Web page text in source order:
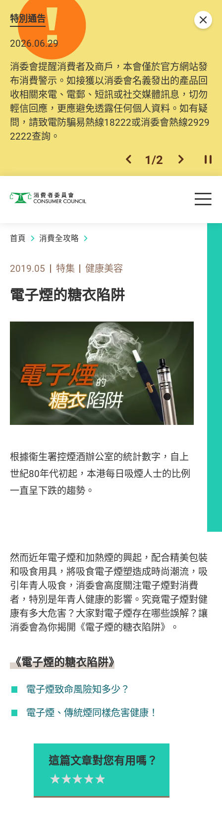
特別通告
2026.06.29
消委會提醒消費者及商戶，本會僅於官方網站發
布消費警示。如接獲以消委會名義發出的產品回
收相關來電、電郵、短訊或社交媒體訊息，切勿
輕信回應，更應避免透露任何個人資料。如有疑
問，請致電防騙易熱線18222或消委會熱線2929
2222查詢。
上一個
1/2 下一個開
關閉
消費者委員會 目
首頁 消費全攻略
2019.05 特集 健康美容
電子煙的糖衣陷阱
根據衞生署控煙酒辦公室的統計數字，自上
世紀80年代初起，本港每日吸煙人士的比例
一直呈下跌的趨勢。
然而近年電子煙和加熱煙的興起，配合精美包裝
和吸食用具，將吸食電子煙塑造成時尚潮流，吸
引年青人吸食，消委會高度關注電子煙對消費
者，特別是年青人健康的影響。究竟電子煙對健
康有多大危害？大家對電子煙存在哪些誤解？讓
消委會為你揭開《電子煙的糖衣陷阱》。
《電子煙的糖衣陷阱》
電子煙致命風險知多少？
電子煙、傳統煙同樣危害健康！
這篇文章對您有用嗎？
Please rate
4星
3星
2星
1星